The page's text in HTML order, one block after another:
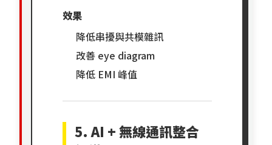
效果
降低串擾與共模雜訊
改善 eye diagram
降低 EMI 峰值
5. AI + 無線通訊整合